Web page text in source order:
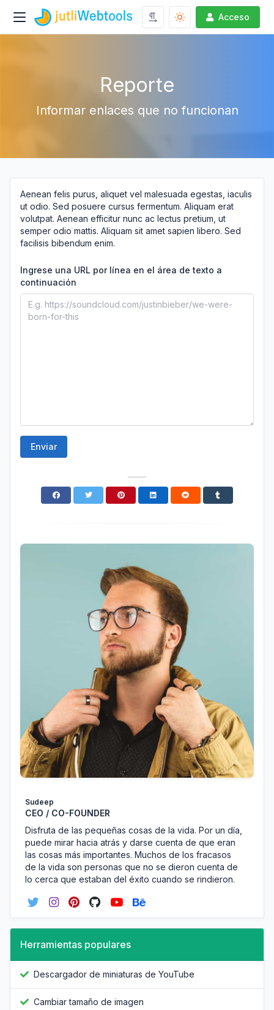
Acceso
Reporte
Informar enlaces que no funcionan
Aenean felis purus, aliquet vel malesuada egestas, iaculis
ut odio. Sed posuere cursus fermentum. Aliquam erat
volutpat. Aenean efficitur nunc ac lectus pretium, ut
semper odio mattis. Aliquam sit amet sapien libero. Sed
facilisis bibendum enim.
Ingrese una URL por línea en el área de texto a
continuación
Enviar
Sudeep
CEO / CO-FOUNDER
Disfruta de las pequeñas cosas de la vida. Por un día,
puede mirar hacia atrás y darse cuenta de que eran
las cosas más importantes. Muchos de los fracasos
de la vida son personas que no se dieron cuenta de
lo cerca que estaban del éxito cuando se rindieron.
Herramientas populares
Descargador de miniaturas de YouTube
Cambiar tamaño de imagen